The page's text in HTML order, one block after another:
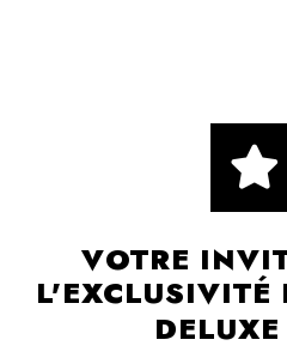
VOTRE
L'EXCLUSIVITÉ
DELUXE